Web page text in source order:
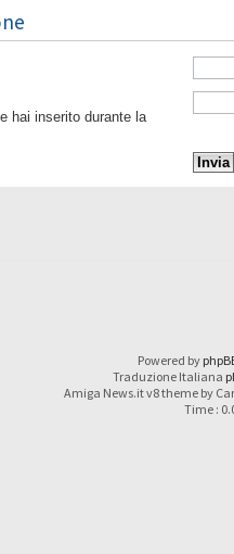
hai inserito durante la
Powered by
Traduzione Italiana
Amiga News.it v8 theme by
Time :